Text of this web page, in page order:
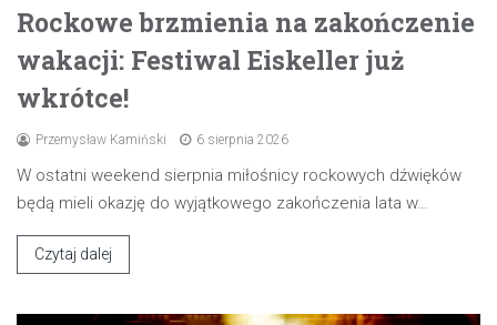
Rockowe brzmienia na zakończenie
wakacji: Festiwal Eiskeller już
wkrótce!
Przemysław Kamiński 6 sierpnia 2026
W ostatni weekend sierpnia miłośnicy rockowych dźwięków
będą mieli okazję do wyjątkowego zakończenia lata w…
Czytaj dalej